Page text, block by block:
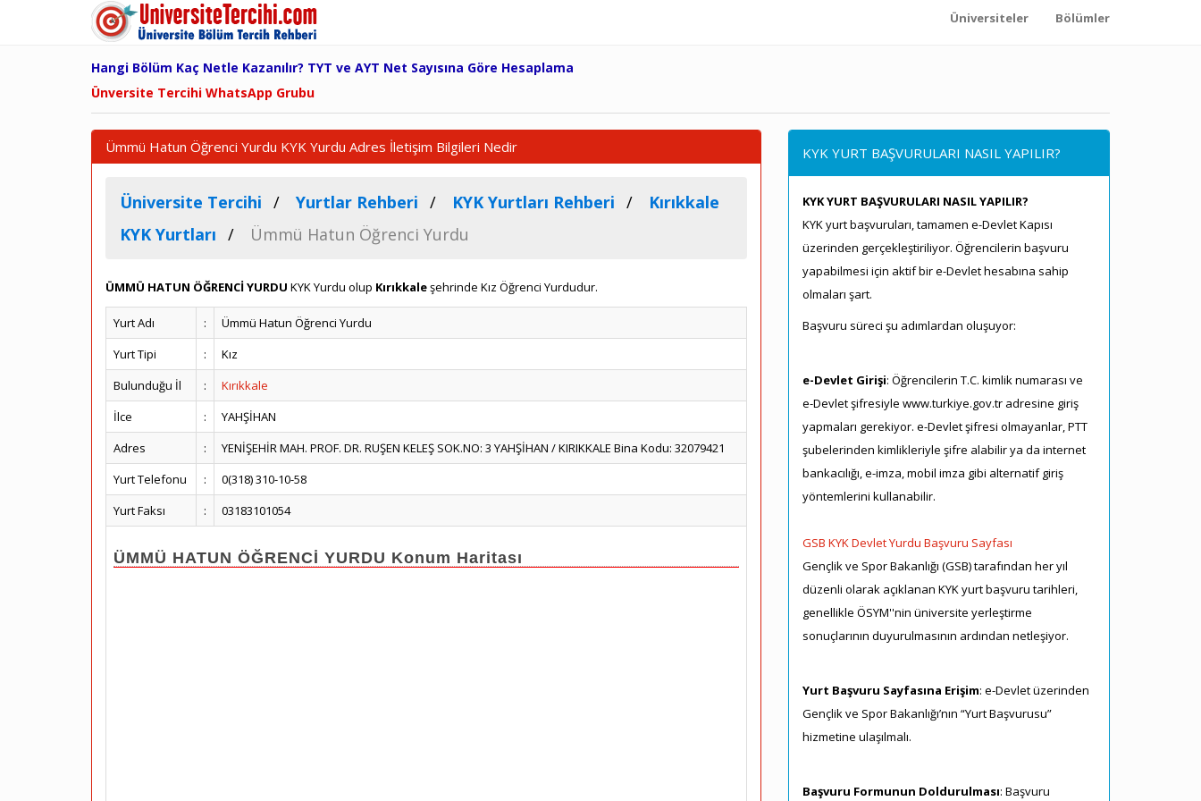
Üniversiteler Bölümler
Hangi Bölüm Kaç Netle Kazanılır? TYT ve AYT Net Sayısına Göre Hesaplama
Ünversite Tercihi WhatsApp Grubu
Ümmü Hatun Öğrenci Yurdu KYK Yurdu Adres İletişim Bilgileri Nedir
Üniversite Tercihi Yurtlar Rehberi KYK Yurtları Rehberi
Kırıkkale
KYK Yurtları
Ümmü Hatun Öğrenci Yurdu
ÜMMÜ HATUN ÖĞRENCİ YURDU KYK Yurdu olup Kırıkkaleşehrinde Kız Öğrenci Yurdudur.
Yurt Adı :
Ümmü Hatun Öğrenci Yurdu
Yurt Tipi
:
Kız
Bulunduğu İl
:
Kırıkkale
İlce
:
YAHŞİHAN
Adres
:
YENİŞEHİR MAH. PROF. DR. RUŞEN KELEŞ SOK.NO: 3 YAHŞİHAN / KIRIKKALE Bina Kodu: 32079421
Yurt Telefonu
:
0(318) 310-10-58
Yurt Faksı
: 03183101054
ÜMMÜ HATUN ÖĞRENCİ YURDU Konum Haritası
KYK YURT BAŞVURULARI NASIL YAPILIR?
KYK YURT BAŞVURULARI NASIL YAPILIR?
KYK yurt başvuruları, tamamen e-Devlet Kapısı
üzerinden gerçekleştiriliyor. Öğrencilerin başvuru
yapabilmesi için aktif bir e-Devlet hesabına sahip
olmaları şart.
Başvuru süreci şu adımlardan oluşuyor:
e-Devlet Girişi: Öğrencilerin T.C. kimlik numarası ve
e-Devlet şifresiyle www.turkiye.gov.tr adresine giriş
yapmaları gerekiyor. e-Devlet şifresi olmayanlar, PTT
şubelerinden kimlikleriyle şifre alabilir ya da internet
bankacılığı, e-imza, mobil imza gibi alternatif giriş
yöntemlerini kullanabilir.
GSB KYK Devlet Yurdu Başvuru Sayfası
Gençlik ve Spor Bakanlığı (GSB) tarafından her yıl
düzenli olarak açıklanan KYK yurt başvuru tarihleri,
genellikle ÖSYM''nin üniversite yerleştirme
sonuçlarının duyurulmasının ardından netleşiyor.
Yurt Başvuru Sayfasına Erişim: e-Devlet üzerinden
Gençlik ve Spor Bakanlığı’nın “Yurt Başvurusu”
hizmetine ulaşılmalı.
Başvuru Formunun Doldurulması: Başvuru